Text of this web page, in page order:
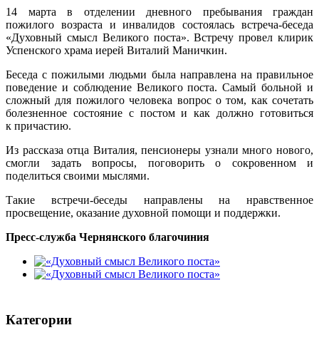
14 марта в отделении дневного пребывания граждан
пожилого возраста и инвалидов состоялась встреча-беседа
«Духовный смысл Великого поста». Встречу провел клирик
Успенского храма иерей Виталий Маничкин.
Беседа с пожилыми людьми была направлена на правильное
поведение и соблюдение Великого поста. Самый больной и
сложный для пожилого человека вопрос о том, как сочетать
болезненное состояние с постом и как должно готовиться
к причастию.
Из рассказа отца Виталия, пенсионеры узнали много нового,
смогли задать вопросы, поговорить о сокровенном и
поделиться своими мыслями.
Такие встречи-беседы направлены на нравственное
просвещение, оказание духовной помощи и поддержки.
Пресс-служба Чернянского благочиния
Категории